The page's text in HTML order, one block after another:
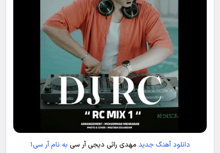
دانلود آهنگ جدید مهدی راثی دیجی آر سی به نام آر سی۱